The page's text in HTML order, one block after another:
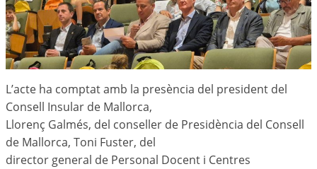
L’acte ha comptat amb la presència del president del
Consell Insular de Mallorca,
Llorenç Galmés, del conseller de Presidència del Consell
de Mallorca, Toni Fuster, del
director general de Personal Docent i Centres